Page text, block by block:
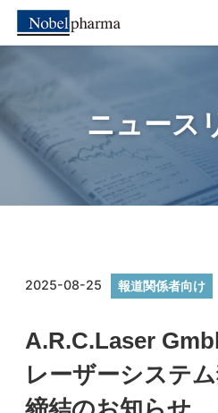
ニュース
2025-08-25 報道関係者向け
A.R.C.Laser
レーザーシステ